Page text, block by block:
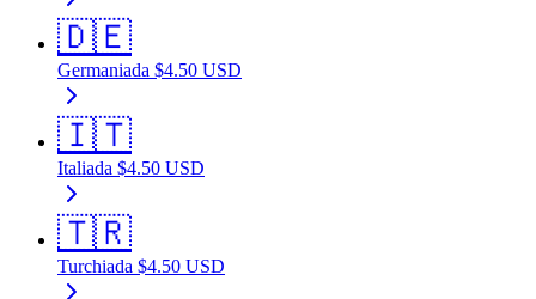
🇩🇪
Germaniada $4.50 USD
🇮🇹
Italiada $4.50 USD
🇹🇷
Turchiada $4.50 USD